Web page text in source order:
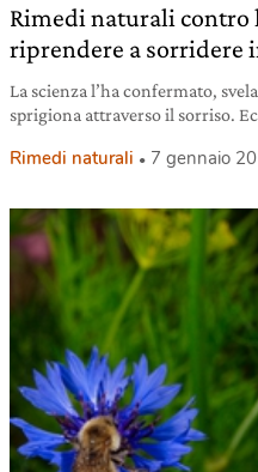
Rimedi naturali contro
riprendere a sorridere
La scienza l’ha confermato,
sprigiona attraverso il sorriso.
Rimedi naturali 7 gennaio